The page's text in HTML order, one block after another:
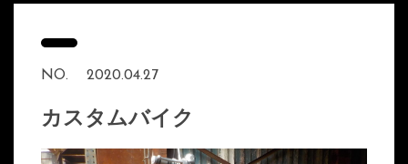
NO. 2020.04.27
カスタムバイク